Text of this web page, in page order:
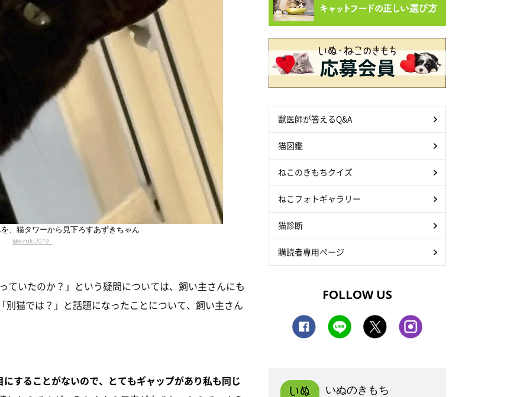
、猫タワーから見下ろすあずきちゃん
@azuki2019_
ていたのか？」という疑問については、飼い主さんにも
別猫では？」と話題になったことについて、飼い主さん
することがないので、とてもギャップがあり私も同じ
獣医師が答えるQ&A
猫図鑑
ねこのきもちクイズ
ねこフォトギャラリー
猫診断
購読者専用ページ
FOLLOW US
いぬのきもち